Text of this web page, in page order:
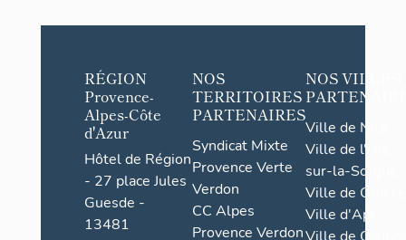
RÉGION
Provence-
Alpes-Côte
d'Azur
Hôtel de Région
- 27 place Jules
Guesde -
13481
NOS
TERRITOIRES
PARTENAIRES
Syndicat Mixte
Provence Verte
Verdon
CC Alpes
Provence Verdon
NOS VILLES
Ville de Nice
Ville de l'Isle-
sur-la-Sorgue
Ville de Grasse
Ville d'Apt